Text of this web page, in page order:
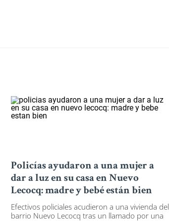
Policías ayudaron a una mujer a
dar a luz en su casa en Nuevo
Lecocq: madre y bebé están bien
Efectivos policiales acudieron a una vivienda del
barrio Nuevo Lecocq tras un llamado por una